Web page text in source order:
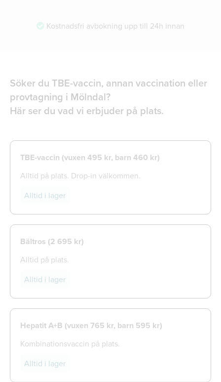
Kostnadsfri avbokning upp till 24h innan
Söker du TBE-vaccin, annan vaccination eller
provtagning i Mölndal?
Här ser du vad vi erbjuder på plats.
TBE-vaccin (vuxen 495 kr, barn 460 kr)
Alltid på plats. Drop-in välkommen.
Alltid i lager
Bältros (2 695 kr)
Alltid på plats.
Alltid i lager
Hepatit A+B (vuxen 765 kr, barn 595 kr)
Kombinationsvaccin på plats.
Alltid i lager